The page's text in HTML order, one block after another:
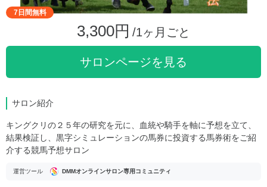
7日間無料
3,300円 /1ヶ月ごと
サロンページを見る
サロン紹介
キングクリの２５年の研究を元に、血統や騎手を軸に予想を立て、
結果検証し、黒字シミュレーションの馬券に投資する馬券術をご紹
介する競馬予想サロン
運営ツール DMMオンラインサロン専用コミュニティ